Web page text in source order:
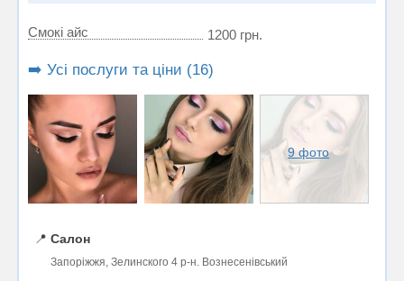
Смокі айс 1200 грн.
➡️ Усі послуги та ціни (16)
9 фото
📍 Салон
Запоріжжя, Зелинского 4 р-н. Вознесенівський